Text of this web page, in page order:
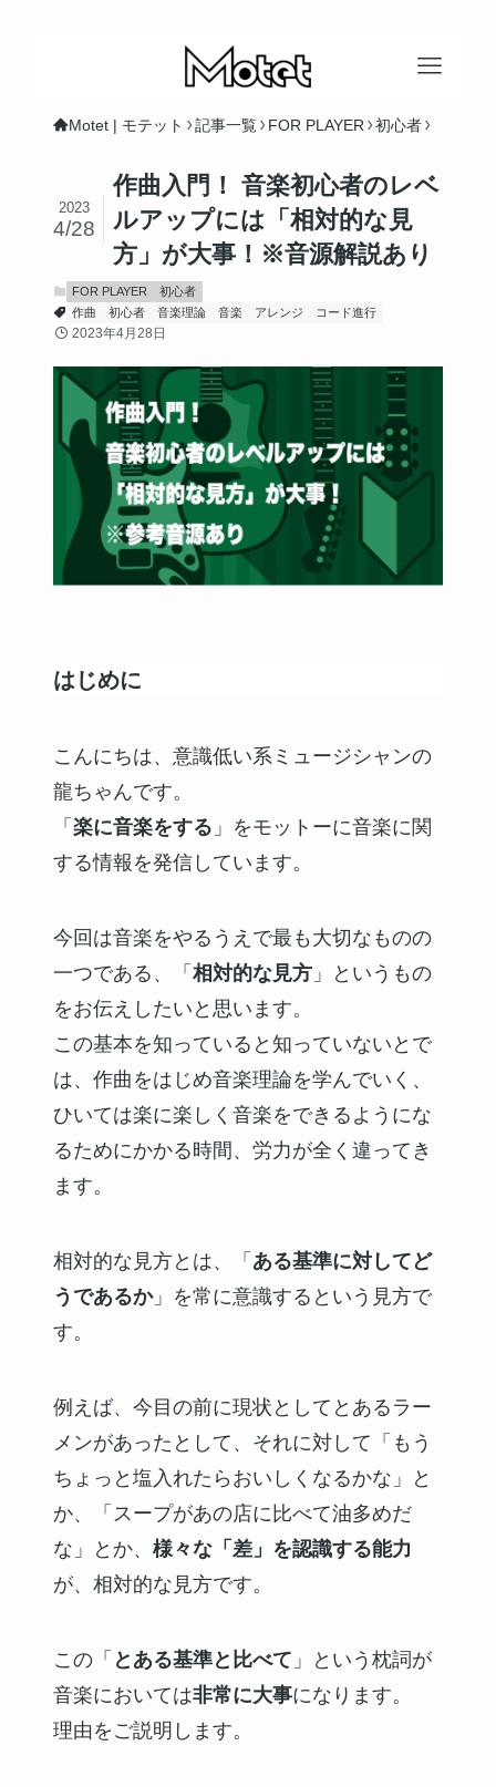
Motet | モテット 記事一覧 FOR PLAYER 初心者
作曲入門！ 音楽初心者のレベ
ルアップには「相対的な見
方」が大事！※音源解説あり
2023
4/28
FOR PLAYER
初心者
作曲
初心者 音楽理論 音楽 アレンジ コード進行
2023年4月28日
はじめに
こんにちは、意識低い系ミュージシャンの
龍ちゃんです。
「 楽に音楽をする 」をモットーに音楽に関
する情報を発信しています。
今回は音楽をやるうえで最も大切なものの
一つである、「 相対的な見方」というもの
をお伝えしたいと思います。
この基本を知っていると知っていないとで
は、作曲をはじめ音楽理論を学んでいく、
ひいては楽に楽しく音楽をできるようにな
るためにかかる時間、労力が全く違ってき
ます。
相対的な見方とは、「 ある基準に対してど
うであるか」を常に意識するという見方で
す。
例えば、今目の前に現状としてとあるラー
メンがあったとして、それに対して「もう
ちょっと塩入れたらおいしくなるかな」と
か、「スープがあの店に比べて油多めだ
な」とか、 様々な「差」を認識する能力
が、相対的な見方です。
この「 とある基準と比べて 」という枕詞が
音楽においては非常に大事になります。
理由をご説明します。